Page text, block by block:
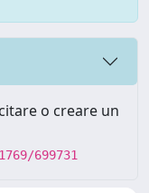
o creare un
699731